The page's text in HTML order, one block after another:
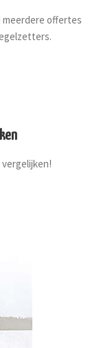
offertes